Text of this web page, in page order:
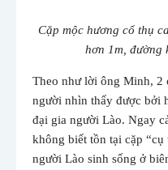
Cặp mộc hương cổ thụ
hơn 1m, đường
Theo như lời ông Minh, 2
người nhìn thấy được bởi
đại gia người Lào. Ngay
không biết tồn tại cặp
người Lào sinh sống ở